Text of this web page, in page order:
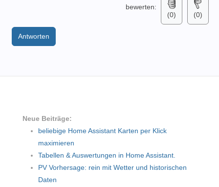
bewerten:
(0)
(0)
Antworten
Neue Beiträge:
beliebige Home Assistant Karten per Klick
maximieren
Tabellen & Auswertungen in Home Assistant.
PV Vorhersage: rein mit Wetter und historischen
Daten